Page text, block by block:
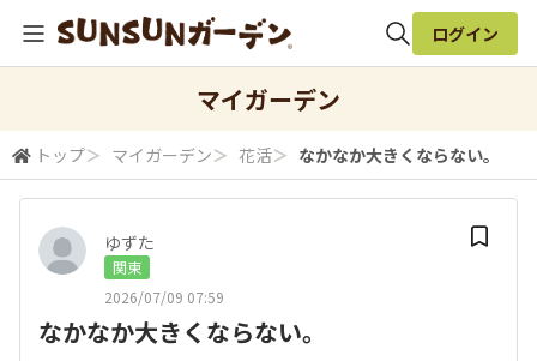
検索
ログイン
マイガーデン
トップ＞ マイガーデン＞ 花活＞ なかなか大きくならない。
ゆずた
関東
2026/07/09 07:59
なかなか大きくならない。